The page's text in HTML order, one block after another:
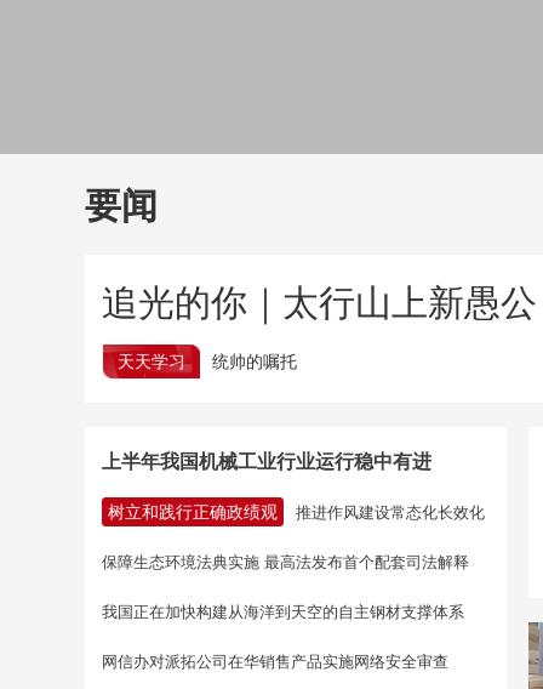
要闻
追光的你｜太行山上新愚公
天天学习 统帅的嘱托
上半年我国机械工业行业运行稳中有进
树立和践行正确政绩观 推进作风建设常态化长效化
保障生态环境法典实施 最高法发布首个配套司法解释
我国正在加快构建从海洋到天空的自主钢材支撑体系
网信办对派拓公司在华销售产品实施网络安全审查